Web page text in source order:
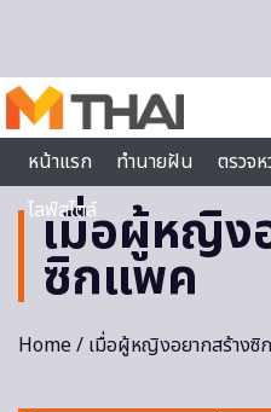
หน้าแรก
ทำนายฝัน ตรวจ
ไลฟ์สไตล์
เมื่อผู้หญิง
ซิกแพค
Home/ เมื่อผู้หญิงอยากสร้างซิ